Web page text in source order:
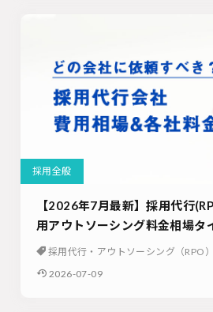
採用全般
【2026年7月最新】採用代行
用アウトソーシング料金相場タ
採用代行・アウトソーシング（RPO）
2026-07-09